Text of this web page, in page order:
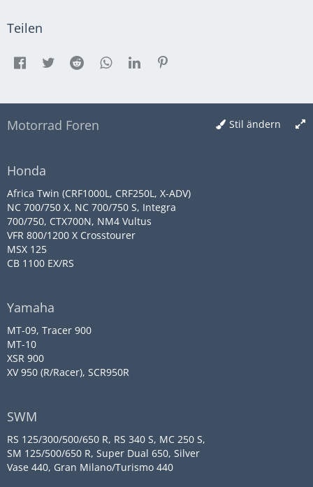
Teilen
Stil ändern
Motorrad Foren
Honda
Africa Twin (CRF1000L, CRF250L, X-ADV)
NC 700/750 X, NC 700/750 S, Integra
700/750, CTX700N, NM4 Vultus
VFR 800/1200 X Crosstourer
MSX 125
CB 1100 EX/RS
Yamaha
MT-09, Tracer 900
MT-10
XSR 900
XV 950 (R/Racer), SCR950R
SWM
RS 125/300/500/650 R, RS 340 S, MC 250 S,
SM 125/500/650 R, Super Dual 650, Silver
Vase 440, Gran Milano/Turismo 440